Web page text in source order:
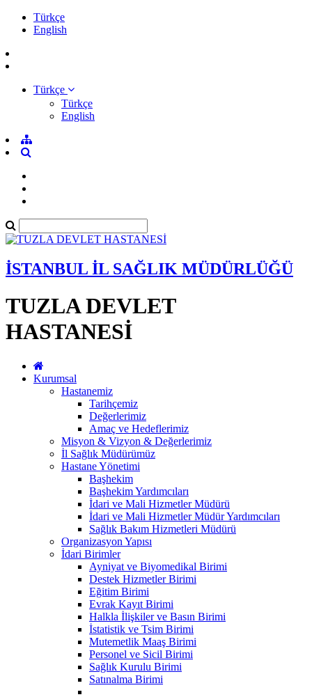
Türkçe
English
Türkçe
Türkçe
English
İSTANBUL İL SAĞLIK MÜDÜRLÜĞÜ
TUZLA DEVLET
HASTANESİ
Kurumsal
Hastanemiz
Tarihçemiz
Değerlerimiz
Amaç ve Hedeflerimiz
Misyon & Vizyon & Değerlerimiz
İl Sağlık Müdürümüz
Hastane Yönetimi
Başhekim
Başhekim Yardımcıları
İdari ve Mali Hizmetler Müdürü
İdari ve Mali Hizmetler Müdür Yardımcıları
Sağlık Bakım Hizmetleri Müdürü
Organizasyon Yapısı
İdari Birimler
Ayniyat ve Biyomedikal Birimi
Destek Hizmetler Birimi
Eğitim Birimi
Evrak Kayıt Birimi
Halkla İlişkiler ve Basın Birimi
İstatistik ve Tsim Birimi
Mutemetlik Maaş Birimi
Personel ve Sicil Birimi
Sağlık Kurulu Birimi
Satınalma Birimi